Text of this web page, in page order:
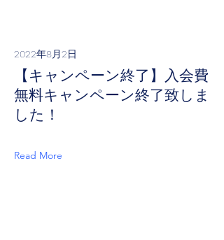
2022年8月2日
【キャンペーン終了】入会費
無料キャンペーン終了致しま
した！
Read More